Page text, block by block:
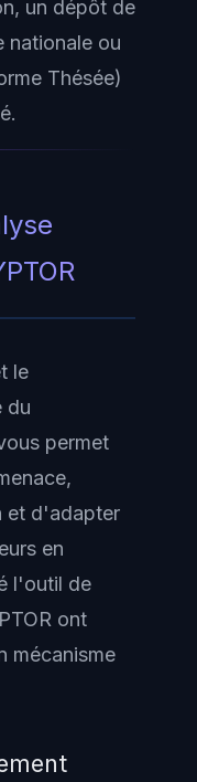
un dépôt de
nationale ou
Thésée)
le
du
permet
et d'adapter
en
l'outil de
ont
mécanisme